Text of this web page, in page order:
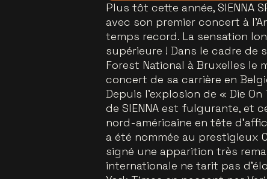
Plus tôt cette année, SIENNA
avec son premier concert à
temps record. La sensation
supérieure ! Dans le cadre de
Forest National à Bruxelles le
concert de sa carrière en
Depuis l’explosion de « Die
de SIENNA est fulgurante, et
nord-américaine en tête
a été nommée au prestigieux
signé une apparition très
internationale ne tarit pas